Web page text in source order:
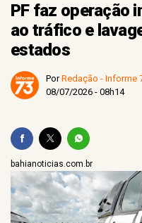
PF faz operação
ao tráfico e
estados
PorRedação - Informe
08/07/2026 - 08h14
bahianoticias.com.br